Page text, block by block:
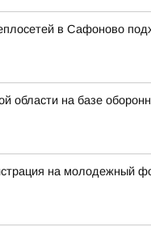
в Сафоново
области на базе
на молодежный